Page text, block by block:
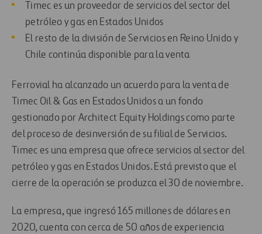
Timec es un proveedor de servicios del sector del
petróleo y gas en Estados Unidos
El resto de la división de Servicios en Reino Unido y
Chile continúa disponible para la venta
Ferrovial ha alcanzado un acuerdo para la venta de
Timec Oil & Gas en Estados Unidos a un fondo
gestionado por Architect Equity Holdings como parte
del proceso de desinversión de su filial de Servicios.
Timec es una empresa que ofrece servicios al sector del
petróleo y gas en Estados Unidos. Está previsto que el
cierre de la operación se produzca el 30 de noviembre.
La empresa, que ingresó 165 millones de dólares en
2020, cuenta con cerca de 50 años de experiencia